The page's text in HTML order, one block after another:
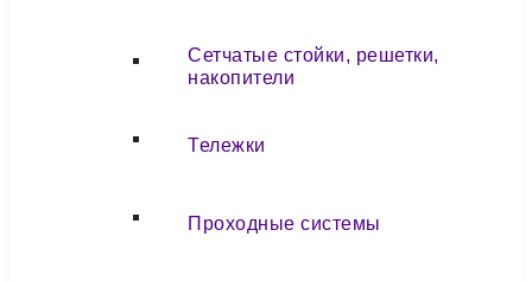
Сетчатые стойки, решетки,
накопители
Тележки
Проходные системы